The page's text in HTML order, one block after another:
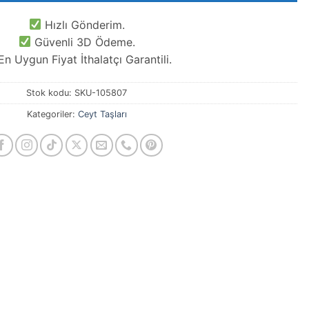
Hızlı Gönderim.
Güvenli 3D Ödeme.
Uygun Fiyat İthalatçı Garantili.
Stok kodu: SKU-105807
Kategoriler: Ceyt Taşları